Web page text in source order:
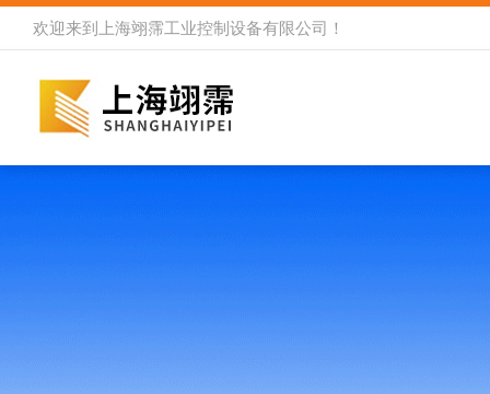
欢迎来到 上海翊霈工业控制设备有限公司 ！